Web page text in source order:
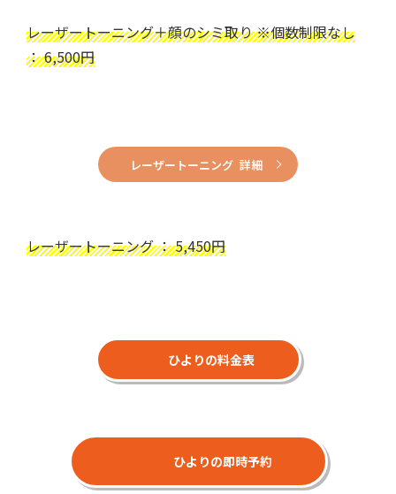
レーザートーニング＋顔のシミ取り ※個数制限なし
： 6,500円
レーザートーニング 詳細
レーザートーニング ： 5,450円
ひよりの料金表
ひよりの即時予約